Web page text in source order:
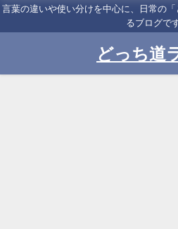
言葉の違いや使い分けを中心に、日常の
るブログで
どっち道